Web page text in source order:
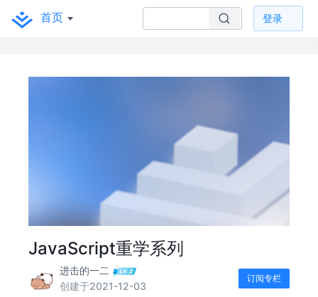
首页 登录
JavaScript重学系列
进击的一二
创建于2021-12-03
订阅专栏